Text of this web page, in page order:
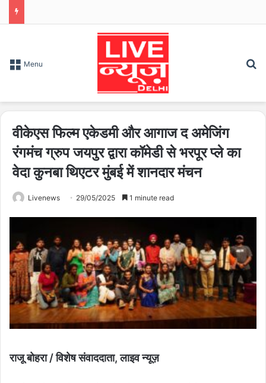
Menu
वीकेएस फिल्म एकेडमी और आगाज द अमेजिंग
रंगमंच ग्रुप जयपुर द्वारा कॉमेडी से भरपूर प्ले का
वेदा कुनबा थिएटर मुंबई में शानदार मंचन
Livenews 29/05/2025 1 minute read
राजू बोहरा / विशेष संवाददाता, लाइव न्यूज़